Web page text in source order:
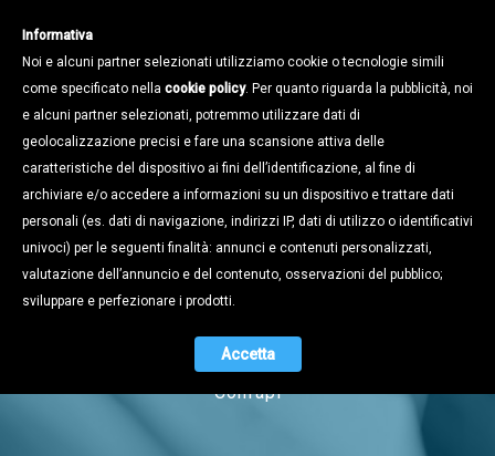
Notizie
Naviga tra i contenuti dell'universo
Confapi
Informativa
Noi e alcuni partner selezionati utilizziamo cookie o tecnologie simili
come specificato nella cookie policy. Per quanto riguarda la pubblicità, noi
e alcuni partner selezionati, potremmo utilizzare dati di
geolocalizzazione precisi e fare una scansione attiva delle
caratteristiche del dispositivo ai fini dell’identificazione, al fine di
archiviare e/o accedere a informazioni su un dispositivo e trattare dati
personali (es. dati di navigazione, indirizzi IP, dati di utilizzo o identificativi
univoci) per le seguenti finalità: annunci e contenuti personalizzati,
valutazione dell’annuncio e del contenuto, osservazioni del pubblico;
sviluppare e perfezionare i prodotti.
Accetta